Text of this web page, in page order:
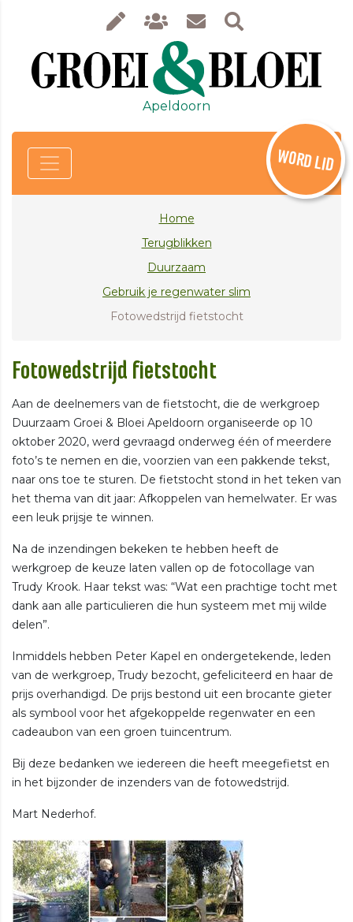
Apeldoorn
WORD LID
Home
Terugblikken
Duurzaam
Gebruik je regenwater slim
Fotowedstrijd fietstocht
Fotowedstrijd fietstocht
Aan de deelnemers van de fietstocht, die de werkgroep
Duurzaam Groei & Bloei Apeldoorn organiseerde op 10
oktober 2020, werd gevraagd onderweg één of meerdere
foto’s te nemen en die, voorzien van een pakkende tekst,
naar ons toe te sturen. De fietstocht stond in het teken van
het thema van dit jaar: Afkoppelen van hemelwater. Er was
een leuk prijsje te winnen.
Na de inzendingen bekeken te hebben heeft de
werkgroep de keuze laten vallen op de fotocollage van
Trudy Krook. Haar tekst was: “Wat een prachtige tocht met
dank aan alle particulieren die hun systeem met mij wilde
delen”.
Inmiddels hebben Peter Kapel en ondergetekende, leden
van de werkgroep, Trudy bezocht, gefeliciteerd en haar de
prijs overhandigd. De prijs bestond uit een brocante gieter
als symbool voor het afgekoppelde regenwater en een
cadeaubon van een groen tuincentrum.
Bij deze bedanken we iedereen die heeft meegefietst en
in het bijzonder de inzenders van de fotowedstrijd.
Mart Nederhof.